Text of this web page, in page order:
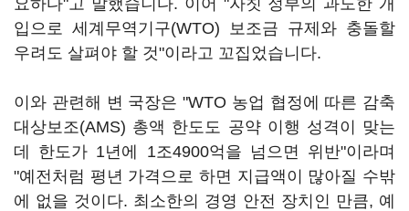
요하다"고 말했습니다. 이어 "자칫 정부의 과도한 개
입으로 세계무역기구(WTO) 보조금 규제와 충돌할
우려도 살펴야 할 것"이라고 꼬집었습니다.
이와 관련해 변 국장은 "WTO 농업 협정에 따른 감축
대상보조(AMS) 총액 한도도 공약 이행 성격이 맞는
데 한도가 1년에 1조4900억을 넘으면 위반"이라며
"예전처럼 평년 가격으로 하면 지급액이 많아질 수밖
에 없을 것이다. 최소한의 경영 안전 장치인 만큼, 예